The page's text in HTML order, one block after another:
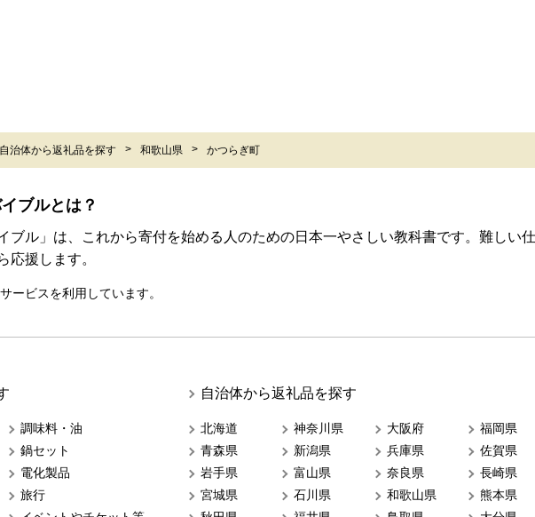
自治体から返礼品を探す 和歌山県 かつらぎ町
ブルとは？
ブル」は、これから寄付を始める人のための日本一やさしい教科書です。難しい
応援します。
ービスを利用しています。
調味料・油
鍋セット
電化製品
旅行
自治体から返礼品を探す
北海道
青森県
岩手県
宮城県
神奈川県
新潟県
富山県
石川県
大阪府
兵庫県
奈良県
和歌山県
福岡県
佐賀県
長崎県
熊本県